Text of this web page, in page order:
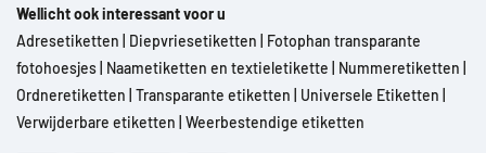
Wellicht ook interessant voor u
Adresetiketten
Diepvriesetiketten
Fotophan transparante
fotohoesjes Naametiketten en textieletikette Nummeretiketten
Ordneretiketten Transparante etiketten Universele Etiketten
Verwijderbare etiketten Weerbestendige etiketten